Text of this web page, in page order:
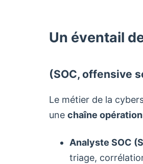
Un éventail
(SOC, offensive
Le métier de la
une chaîne
Analyste SOC
triage,